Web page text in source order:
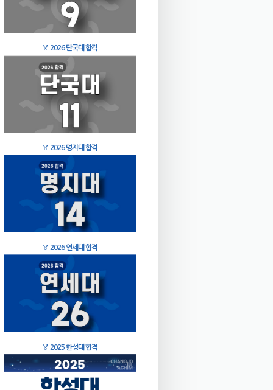
🏅 2026 단국대 합격
🏅 2026 명지대 합격
🏅 2026 연세대 합격
🏅 2025 한성대 합격